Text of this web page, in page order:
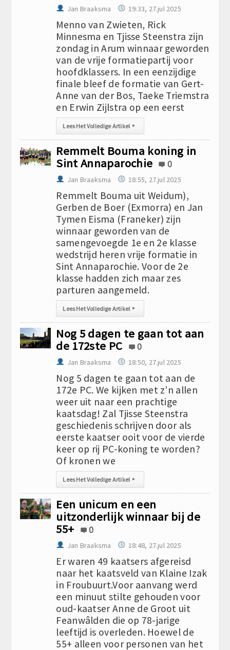
Jan Braaksma 19:33, 27.jul 2025
Menno van Zwieten, Rick
Minnesma en Tjisse Steenstra zijn
zondag in Arum winnaar geworden
van de vrije formatiepartij voor
hoofdklassers. In een eenzijdige
finale bleef de formatie van Gert-
Anne van der Bos, Taeke Triemstra
en Erwin Zijlstra op een eerst
Lees Het Volledige Artikel ▸
Remmelt Bouma koning in
Sint Annaparochie
0
Jan Braaksma 18:55, 27.jul 2025
Remmelt Bouma uit Weidum),
Gerben de Boer (Exmorra) en Jan
Tymen Eisma (Franeker) zijn
winnaar geworden van de
samengevoegde 1e en 2e klasse
wedstrijd heren vrije formatie in
Sint Annaparochie. Voor de 2e
klasse hadden zich maar zes
parturen aangemeld.
Lees Het Volledige Artikel ▸
Nog 5 dagen te gaan tot aan
de 172ste PC
0
Jan Braaksma 18:50, 27.jul 2025
Nog 5 dagen te gaan tot aan de
172e PC. We kijken met z’n allen
weer uit naar een prachtige
kaatsdag! Zal Tjisse Steenstra
geschiedenis schrijven door als
eerste kaatser ooit voor de vierde
keer op rij PC-koning te worden?
Of kronen we
Lees Het Volledige Artikel ▸
Een unicum en een
uitzonderlijk winnaar bij de
55+
0
Jan Braaksma 18:48, 27.jul 2025
Er waren 49 kaatsers afgereisd
naar het kaatsveld van Klaine Izak
in Froubuurt.Voor aanvang werd
een minuut stilte gehouden voor
oud-kaatser Anne de Groot uit
Feanwâlden die op 78-jarige
leeftijd is overleden. Hoewel de
55+ alleen voor personen van het